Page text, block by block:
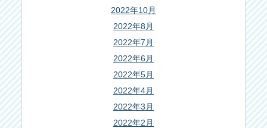
2022年10月
2022年8月
2022年7月
2022年6月
2022年5月
2022年4月
2022年3月
2022年2月